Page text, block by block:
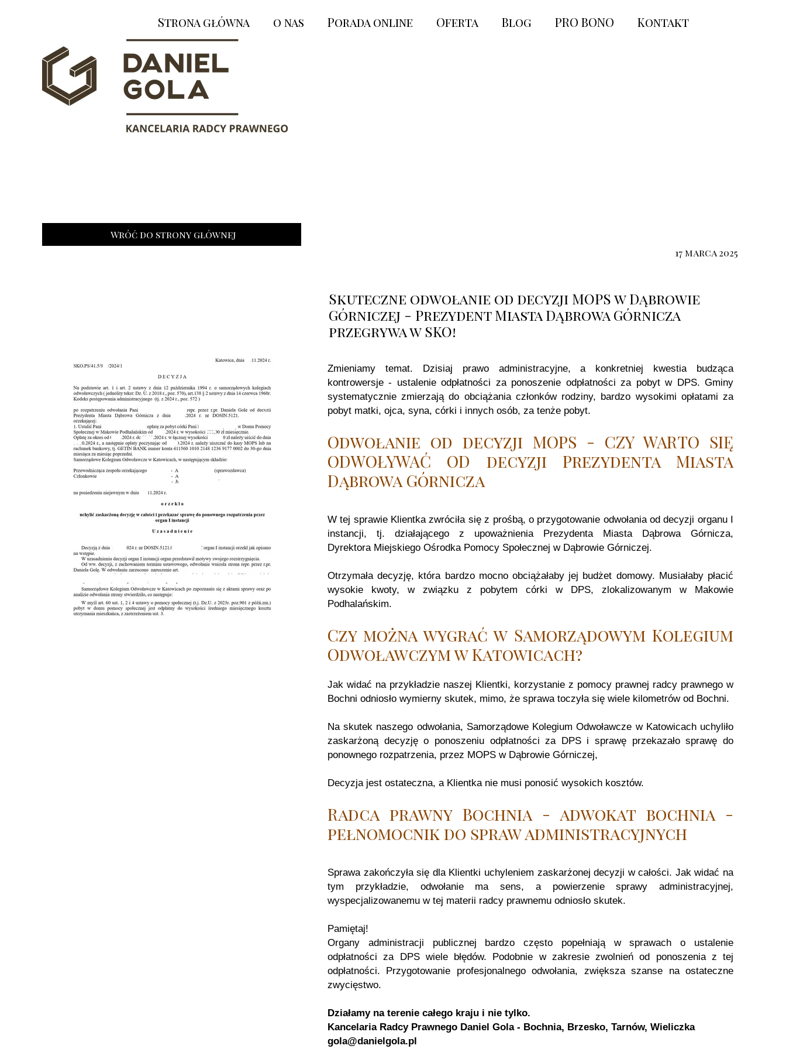
17 marca 2025
Wróć do strony głównej
Zmieniamy temat. Dzisiaj prawo administracyjne, a konkretniej kwestia budząca
kontrowersje - ustalenie odpłatności za ponoszenie odpłatności za pobyt w DPS. Gminy
systematycznie zmierzają do obciążania członków rodziny, bardzo wysokimi opłatami za
pobyt matki, ojca, syna, córki i innych osób, za tenże pobyt.
Odwołanie od decyzji MOPS - CZY WARTO SIĘ
ODWOŁYWAĆ OD decyzji Prezydenta Miasta
Dąbrowa Górnicza
W tej sprawie Klientka zwróciła się z prośbą, o przygotowanie odwołania od decyzji organu I
instancji, tj. działającego z upoważnienia Prezydenta Miasta Dąbrowa Górnicza,
Dyrektora Miejskiego Ośrodka Pomocy Społecznej w Dąbrowie Górniczej.
Otrzymała decyzję, która bardzo mocno obciążałaby jej budżet domowy. Musiałaby płacić
wysokie kwoty, w związku z pobytem córki w DPS, zlokalizowanym w Makowie
Podhalańskim.
Czy można wygrać w Samorządowym Kolegium
Odwoławczym w Katowicach?
Jak widać na przykładzie naszej Klientki, korzystanie z pomocy prawnej radcy prawnego w
Bochni odniosło wymierny skutek, mimo, że sprawa toczyła się wiele kilometrów od Bochni.
Na skutek naszego odwołania, Samorządowe Kolegium Odwoławcze w Katowicach uchyliło
zaskarżoną decyzję o ponoszeniu odpłatności za DPS i sprawę przekazało sprawę do
ponownego rozpatrzenia, przez MOPS w Dąbrowie Górniczej,
Decyzja jest ostateczna, a Klientka nie musi ponosić wysokich kosztów.
Radca prawny Bochnia - adwokat bochnia -
pełnomocnik do spraw administracyjnych
Sprawa zakończyła się dla Klientki uchyleniem zaskarżonej decyzji w całości. Jak widać na
tym przykładzie, odwołanie ma sens, a powierzenie sprawy administracyjnej,
wyspecjalizowanemu w tej materii radcy prawnemu odniosło skutek.
Pamiętaj!
Organy administracji publicznej bardzo często popełniają w sprawach o ustalenie
odpłatności za DPS wiele błędów. Podobnie w zakresie zwolnień od ponoszenia z tej
odpłatności. Przygotowanie profesjonalnego odwołania, zwiększa szanse na ostateczne
zwycięstwo.
Działamy na terenie całego kraju i nie tylko.
Kancelaria Radcy Prawnego Daniel Gola - Bochnia, Brzesko, Tarnów, Wieliczka
gola@danielgola.pl
Skuteczne odwołanie od decyzji MOPS w Dąbrowie
Górniczej - Prezydent Miasta Dąbrowa Górnicza
przegrywa w SKO!
Strona główna o nas Porada online Oferta Blog PRO BONO Kontakt